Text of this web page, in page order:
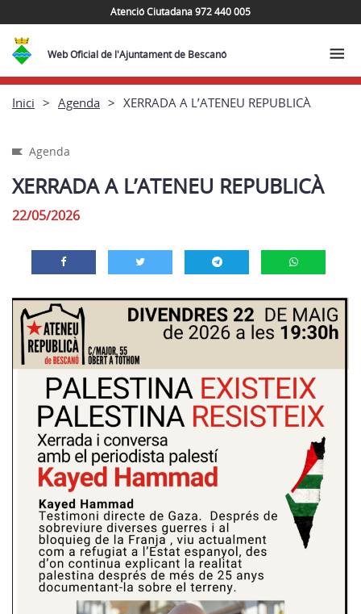
Atenció Ciutadana 972 440 005
Web Oficial de l'Ajuntament de Bescanó
Inici Agenda XERRADA A L’ATENEU REPUBLICÀ
Agenda
XERRADA A L’ATENEU REPUBLICÀ
22/05/2026